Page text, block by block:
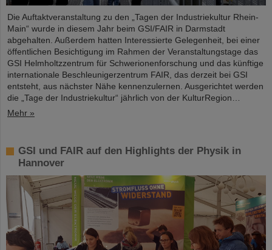
Die Auftaktveranstaltung zu den „Tagen der Industriekultur Rhein-
Main“ wurde in diesem Jahr beim GSI/FAIR in Darmstadt
abgehalten. Außerdem hatten Interessierte Gelegenheit, bei einer
öffentlichen Besichtigung im Rahmen der Veranstaltungstage das
GSI Helmholtzzentrum für Schwerionenforschung und das künftige
internationale Beschleunigerzentrum FAIR, das derzeit bei GSI
entsteht, aus nächster Nähe kennenzulernen. Ausgerichtet werden
die „Tage der Industriekultur“ jährlich von der KulturRegion…
Mehr »
GSI und FAIR auf den Highlights der Physik in
Hannover